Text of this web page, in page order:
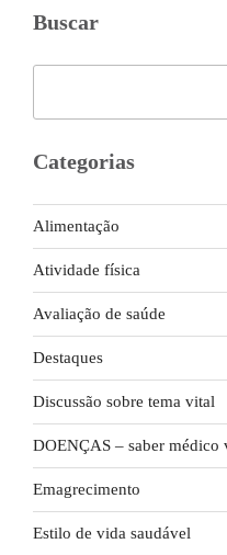
Buscar
Categorias
Alimentação
Atividade física
Avaliação de saúde
Destaques
Discussão sobre tema vital
DOENÇAS – saber médico
Emagrecimento
Estilo de vida saudável